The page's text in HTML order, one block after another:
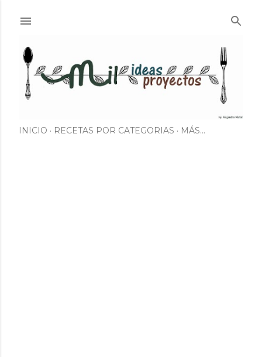
INICIO RECETAS POR CATEGORIAS MÁS…